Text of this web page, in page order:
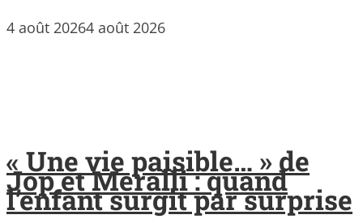
4 août 20264 août 2026
« Une vie paisible… » de
Jop et Meralli : quand
l’enfant surgit par surprise